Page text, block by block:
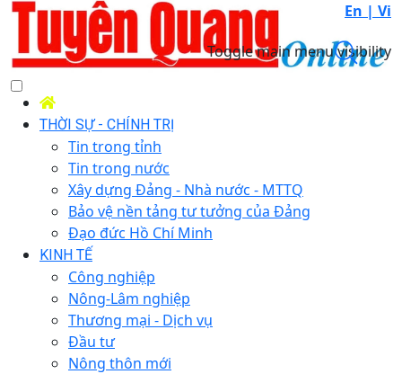
En | Vi
Toggle main menu visibility
THỜI SỰ - CHÍNH TRỊ
Tin trong tỉnh
Tin trong nước
Xây dựng Đảng - Nhà nước - MTTQ
Bảo vệ nền tảng tư tưởng của Đảng
Đạo đức Hồ Chí Minh
KINH TẾ
Công nghiệp
Nông-Lâm nghiệp
Thương mại - Dịch vụ
Đầu tư
Nông thôn mới